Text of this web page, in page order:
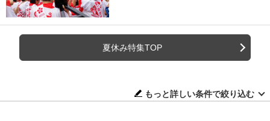
夏休み特集TOP
もっと詳しい条件で絞り込む